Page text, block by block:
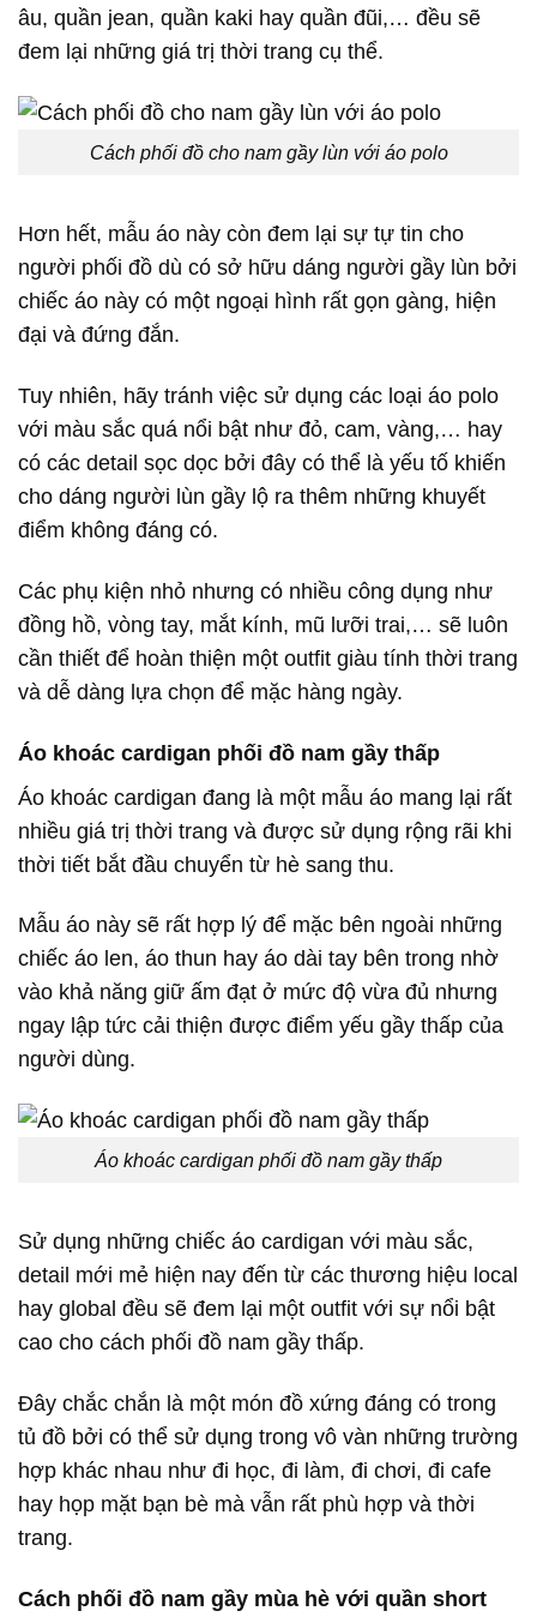
âu, quần jean, quần kaki hay quần đũi,… đều sẽ
đem lại những giá trị thời trang cụ thể.
Cách phối đồ cho nam gầy lùn với áo polo
Hơn hết, mẫu áo này còn đem lại sự tự tin cho
người phối đồ dù có sở hữu dáng người gầy lùn bởi
chiếc áo này có một ngoại hình rất gọn gàng, hiện
đại và đứng đắn.
Tuy nhiên, hãy tránh việc sử dụng các loại áo polo
với màu sắc quá nổi bật như đỏ, cam, vàng,… hay
có các detail sọc dọc bởi đây có thể là yếu tố khiến
cho dáng người lùn gầy lộ ra thêm những khuyết
điểm không đáng có.
Các phụ kiện nhỏ nhưng có nhiều công dụng như
đồng hồ, vòng tay, mắt kính, mũ lưỡi trai,… sẽ luôn
cần thiết để hoàn thiện một outfit giàu tính thời trang
và dễ dàng lựa chọn để mặc hàng ngày.
Áo khoác cardigan phối đồ nam gầy thấp
Áo khoác cardigan đang là một mẫu áo mang lại rất
nhiều giá trị thời trang và được sử dụng rộng rãi khi
thời tiết bắt đầu chuyển từ hè sang thu.
Mẫu áo này sẽ rất hợp lý để mặc bên ngoài những
chiếc áo len, áo thun hay áo dài tay bên trong nhờ
vào khả năng giữ ấm đạt ở mức độ vừa đủ nhưng
ngay lập tức cải thiện được điểm yếu gầy thấp của
người dùng.
Áo khoác cardigan phối đồ nam gầy thấp
Sử dụng những chiếc áo cardigan với màu sắc,
detail mới mẻ hiện nay đến từ các thương hiệu local
hay global đều sẽ đem lại một outfit với sự nổi bật
cao cho cách phối đồ nam gầy thấp.
Đây chắc chắn là một món đồ xứng đáng có trong
tủ đồ bởi có thể sử dụng trong vô vàn những trường
hợp khác nhau như đi học, đi làm, đi chơi, đi cafe
hay họp mặt bạn bè mà vẫn rất phù hợp và thời
trang.
Cách phối đồ nam gầy mùa hè với quần short